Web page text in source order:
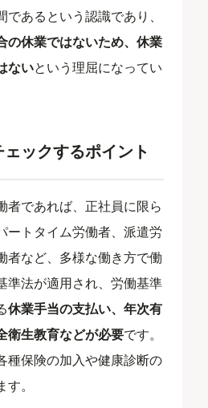
あるという認識であり、
の休業ではないため、休業
ないという理屈になってい
ックするポイント
者であれば、正社員に限ら
ートタイム労働者、派遣労
者など、多様な働き方で働
準法が適用され、労働基準
休業手当の支払い、年次有
衛生教育などが必要です。
種保険の加入や健康診断の
。